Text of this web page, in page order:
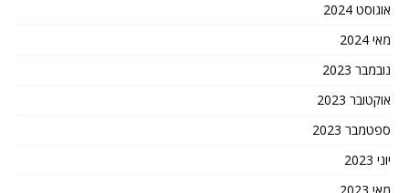
אוגוסט 2024
מאי 2024
נובמבר 2023
אוקטובר 2023
ספטמבר 2023
יוני 2023